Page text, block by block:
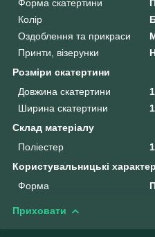
Форма скатертини
Колір
Оздоблення та прикраси
Принти, візерунки
Розміри скатертини
Довжина скатертини
Ширина скатертини
Склад матеріалу
Поліестер
Користувальницькі
Форма
Приховати